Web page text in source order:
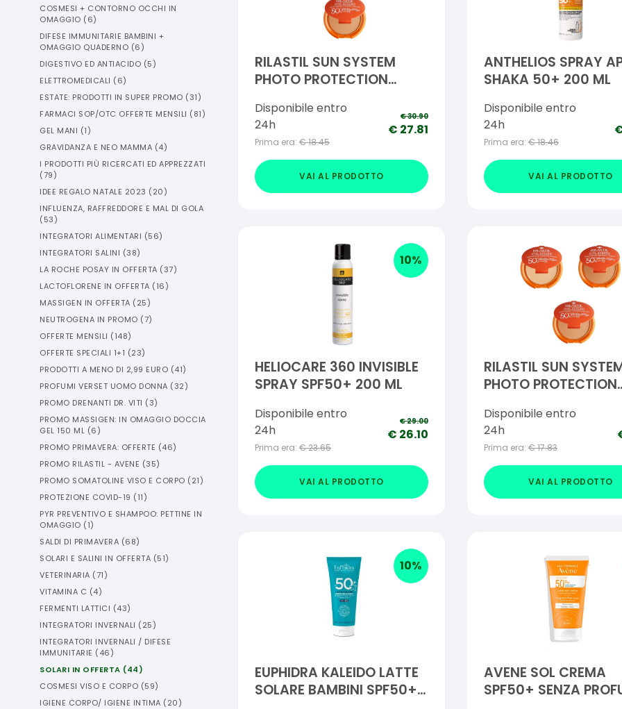
COSMESI + CONTORNO OCCHI IN
OMAGGIO (6)
DIFESE IMMUNITARIE BAMBINI +
OMAGGIO QUADERNO (6)
DIGESTIVO ED ANTIACIDO (5)
ELETTROMEDICALI (6)
ESTATE: PRODOTTI IN SUPER PROMO (31)
FARMACI SOP/OTC OFFERTE MENSILI (81)
GEL MANI (1)
GRAVIDANZA E NEO MAMMA (4)
I PRODOTTI PIÙ RICERCATI ED APPREZZATI
(79)
IDEE REGALO NATALE 2023 (20)
INFLUENZA, RAFFREDDORE E MAL DI GOLA
(53)
INTEGRATORI ALIMENTARI (56)
INTEGRATORI SALINI (38)
LA ROCHE POSAY IN OFFERTA (37)
LACTOFLORENE IN OFFERTA (16)
MASSIGEN IN OFFERTA (25)
NEUTROGENA IN PROMO (7)
OFFERTE MENSILI (148)
OFFERTE SPECIALI 1+1 (23)
PRODOTTI A MENO DI 2,99 EURO (41)
PROFUMI VERSET UOMO DONNA (32)
PROMO DRENANTI DR. VITI (3)
PROMO MASSIGEN: IN OMAGGIO DOCCIA
GEL 150 ML (6)
PROMO PRIMAVERA: OFFERTE (46)
PROMO RILASTIL - AVENE (35)
PROMO SOMATOLINE VISO E CORPO (21)
PROTEZIONE COVID-19 (11)
PYR PREVENTIVO E SHAMPOO: PETTINE IN
OMAGGIO (1)
SALDI DI PRIMAVERA (68)
SOLARI E SALINI IN OFFERTA (51)
VETERINARIA (71)
VITAMINA C (4)
FERMENTI LATTICI (43)
INTEGRATORI INVERNALI (25)
INTEGRATORI INVERNALI / DIFESE
IMMUNITARIE (46)
SOLARI IN OFFERTA (44)
COSMESI VISO E CORPO (59)
IGIENE CORPO/ IGIENE INTIMA (20)
RILASTIL SUN SYSTEM
PHOTO PROTECTION
NUOVA FORMULA 10 ML
Disponibile entro
24h
Prima era: €18.45
€30.90
€ 27.81
VAI AL PRODOTTO
ANTHELIOS SPRAY
SHAKA 50+ 200 ML
Disponibile entro
24h
Prima era: €18.46
VAI AL PRODOTTO
10%
HELIOCARE 360 INVISIBLE
SPRAY SPF50+ 200 ML
Disponibile entro
24h
Prima era: €23.65
€29.00
€ 26.10
VAI AL PRODOTTO
RILASTIL SUN
PHOTO PROTECTION
NUOVA FORMULA 10
Disponibile entro
24h
Prima era: €17.83
VAI AL PRODOTTO
10%
EUPHIDRA KALEIDO LATTE
SOLARE BAMBINI SPF50+
AVENE SOL CREMA
SPF50+ SENZA